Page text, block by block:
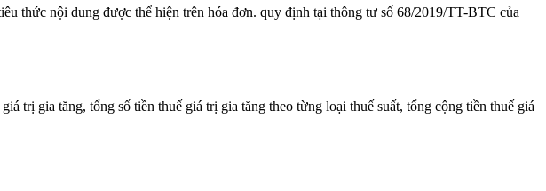
thức nội dung được thể hiện trên hóa đơn. quy định tại thông tư số 68/2019/TT-BTC của
trị gia tăng, tổng số tiền thuế giá trị gia tăng theo từng loại thuế suất, tổng cộng tiền thuế giá